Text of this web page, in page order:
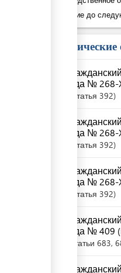
Ожидание до
года №
Статья 392
года №
Статья 392
года №
Статья 392
года № 409
Статьи 683,